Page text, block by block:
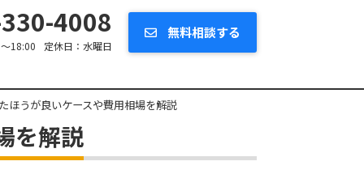
4008
18:00 定休日： 水曜日
無料相談する
ほうが良いケースや費用相場を解説
を解説